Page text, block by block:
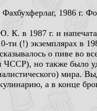
1986 г.
К. в 1987 г. и
ти (!) экземплярах в
о пиве во
ЧССР), но также было
мира.
а в конце